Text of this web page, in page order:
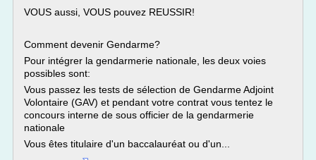
VOUS aussi, VOUS pouvez REUSSIR!
Comment devenir Gendarme?
Pour intégrer la gendarmerie nationale, les deux voies
possibles sont:
Vous passez les tests de sélection de Gendarme Adjoint
Volontaire (GAV) et pendant votre contrat vous tentez le
concours interne de sous officier de la gendarmerie
nationale
Vous êtes titulaire d'un baccalauréat ou d'un...